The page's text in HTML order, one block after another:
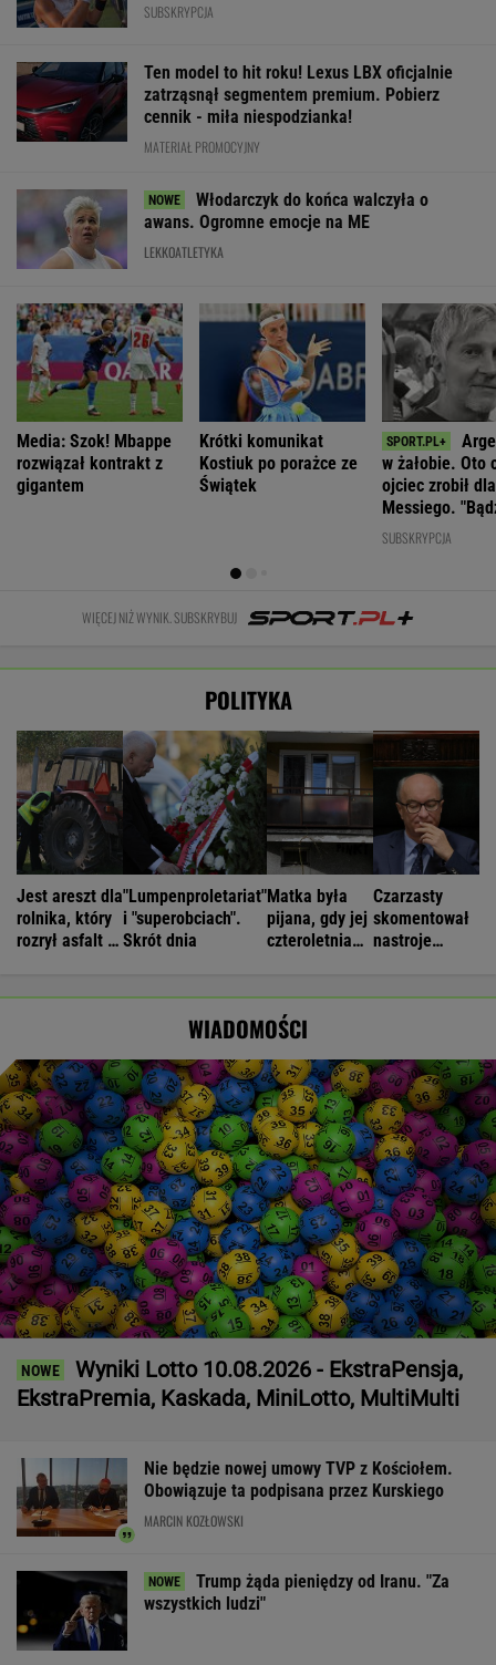
SUBSKRYPCJA
Ten model to hit roku! Lexus LBX oficjalnie
zatrząsnął segmentem premium. Pobierz
cennik - miła niespodzianka!
MATERIAŁ PROMOCYJNY
Włodarczyk do końca walczyła o
awans. Ogromne emocje na ME
LEKKOATLETYKA
Media: Szok! Mbappe
rozwiązał kontrakt z
gigantem
Krótki komunikat
Kostiuk po porażce ze
Świątek
w żałobie. Oto
ojciec zrobił dla
Messiego.
Leo"
SUBSKRYPCJA
WIĘCEJ NIŻ WYNIK. SUBSKRYBUJ
POLITYKA
Jest areszt dla
rolnika, który
rozrył asfalt w
"Lumpenproletariat"
i "superobciach".
Skrót dnia
Matka była
pijana, gdy jej
czteroletnia
Czarzasty
skomentował
nastroje
WIADOMOŚCI
Wyniki Lotto 10.08.2026 - EkstraPensja,
EkstraPremia, Kaskada, MiniLotto, MultiMulti
Nie będzie nowej umowy TVP z Kościołem.
Obowiązuje ta podpisana przez Kurskiego
MARCIN KOZŁOWSKI
Trump żąda pieniędzy od Iranu. "Za
wszystkich ludzi"